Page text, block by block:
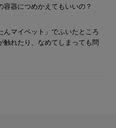
容器につめかえてもいいの？
んマイペット」でふいたところ
触れたり、なめてしまっても問